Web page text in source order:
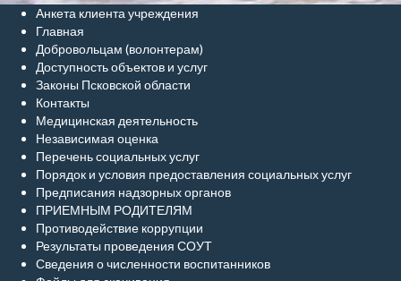
Анкета клиента учреждения
Главная
Добровольцам (волонтерам)
Доступность объектов и услуг
Законы Псковской области
Контакты
Медицинская деятельность
Независимая оценка
Перечень социальных услуг
Порядок и условия предоставления социальных услуг
Предписания надзорных органов
ПРИЕМНЫМ РОДИТЕЛЯМ
Противодействие коррупции
Результаты проведения СОУТ
Сведения о численности воспитанников